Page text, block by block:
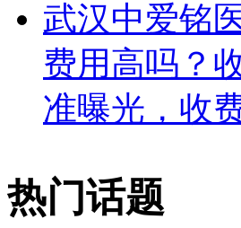
武汉中爱铭
费用高吗？
准曝光，收
热门话题